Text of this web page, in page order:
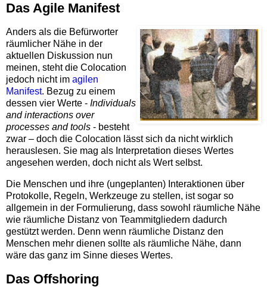
Das Agile Manifest
Anders als die Befürworter
räumlicher Nähe in der
aktuellen Diskussion nun
meinen, steht die Colocation
jedoch nicht im agilen
Manifest. Bezug zu einem
dessen vier Werte - Individuals
and interactions over
processes and tools - besteht
zwar – doch die Colocation lässt sich da nicht wirklich
herauslesen. Sie mag als Interpretation dieses Wertes
angesehen werden, doch nicht als Wert selbst.
Die Menschen und ihre (ungeplanten) Interaktionen über
Protokolle, Regeln, Werkzeuge zu stellen, ist sogar so
allgemein in der Formulierung, dass sowohl räumliche Nähe
wie räumliche Distanz von Teammitgliedern dadurch
gestützt werden. Denn wenn räumliche Distanz den
Menschen mehr dienen sollte als räumliche Nähe, dann
wäre das ganz im Sinne dieses Wertes.
Das Offshoring